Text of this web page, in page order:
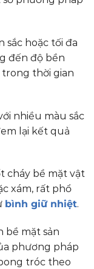
sắc hoặc tối đa
đến độ bền
trong thời gian
nhiều màu sắc
lại kết quả
cháy bề mặt vật
xám, rất phổ
bình giữ nhiệt.
bề mặt sản
phương pháp
tróc theo